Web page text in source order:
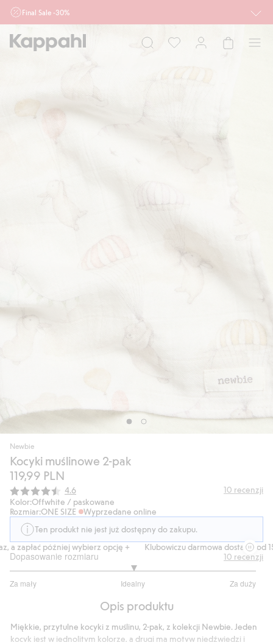
Final Sale -30%
działu outlet do 10.8 w sklepach Kappahl i Newbie oraz na kappahl.com. Ofert
nie łączymy
Newbie
Kocyki muślinowe 2-pak
119,99 PLN
Średnia ocena:
4.6 10 recenzji
Kolor:Offwhite / paskowane
Rozmiar:ONE SIZE
Wyprzedane online
Ten produkt nie jest już dostępny do zakupu.
zapłać później wybierz opcję +
Klubowiczu darmowa dostawa od 150
Dopasowanie rozmiaru
Za mały Idealny Za duży
na
6
głosów
10 recenzji
Opis produktu
Miękkie, przytulne kocyki z muślinu, 2-pak, z kolekcji Newbie. Jeden
kocyk jest w jednolitym kolorze, a drugi ma motyw niedźwiedzi i